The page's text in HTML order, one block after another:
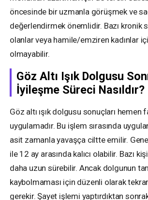
öncesinde bir uzmanla görüşmek ve
değerlendirmek önemlidir. Bazı kronik
olanlar veya hamile/emziren kadınlar
olmayabilir.
Göz Altı Işık Dolgusu
İyileşme Süreci Nasıldır?
Göz altı ışık dolgusu sonuçları hemen
uygulamadır. Bu işlem sırasında
asit zamanla yavaşça ciltte emilir.
ile 12 ay arasında kalıcı olabilir. Bazı
daha uzun sürebilir. Ancak dolgunun
kaybolmaması için düzenli olarak
gerekir. Şayet işlemi yaptırdıktan